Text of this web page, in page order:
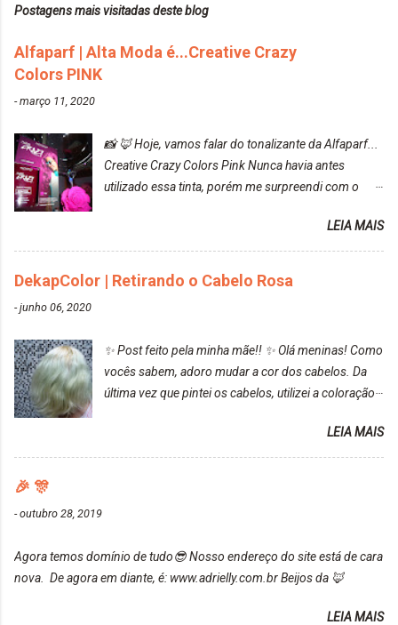
Postagens mais visitadas deste blog
Alfaparf | Alta Moda é...Creative Crazy
Colors PINK
-março 11, 2020
📸 🦊 Hoje, vamos falar do tonalizante da Alfaparf...
Creative Crazy Colors Pink Nunca havia antes
utilizado essa tinta, porém me surpreendi com o
turquesa (meio desbotado), e após a utilização meu
cabelo ficou roxo com mechinhas azul, rosa e meio
cinza... FICOU LINDOOOOO!!! Cabelo antes: Cabelo
depois: Bom, sobre a tinta, eu achei ela muito liquida,
tinta ficava manchado. Meu banheiro inteiro ficou
rosa, minha mão, meu corpo todo, porém, ela tem
uma fixação muito boa (Deu para perceber kkk) Sem
LEIA MAIS
DekapColor | Retirando o Cabelo Rosa
-junho 06, 2020
✨ Post feito pela minha mãe!! ✨ Olá meninas! Como
vocês sabem, adoro mudar a cor dos cabelos. Da
última vez que pintei os cabelos, utilizei a coloração
ressaltar que meu cabelo estava platinado. O tom
ficou um rosa antigo, cobriu muito bem e não
de inúmeras lavagens, meu cabelo teve um bom
desbotamento da cor, ele ficou um rosa bem suave,
LEIA MAIS
🎉 🎊
-outubro 28, 2019
Agora temos domínio de tudo😎 Nosso endereço do site está de cara
nova. De agora em diante, é: www.adrielly.com.br Beijos da 🦊
LEIA MAIS